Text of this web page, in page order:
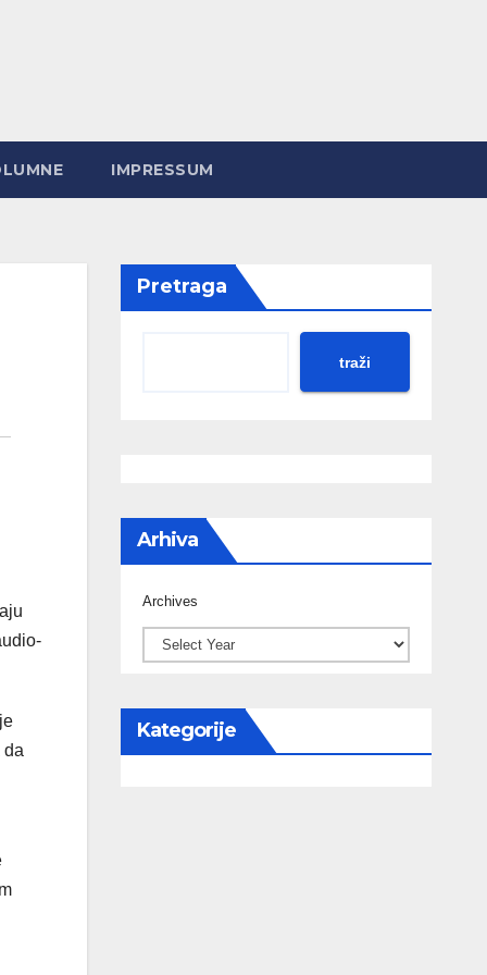
IMPRESSUM
da
Pretraga
traži
Arhiva
Archives
Kategorije